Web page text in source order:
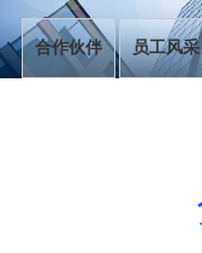
合作伙伴 员工风采